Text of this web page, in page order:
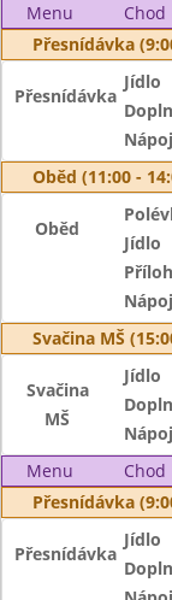
Menu Chod
Přesnídávka
Přesnídávka
Jídlo
Nápoj
Oběd (11:00 -
Oběd
Jídlo
Nápoj
Svačina MŠ
Svačina
MŠ
Jídlo
Nápoj
Menu
Chod
Přesnídávka
Přesnídávka
Jídlo